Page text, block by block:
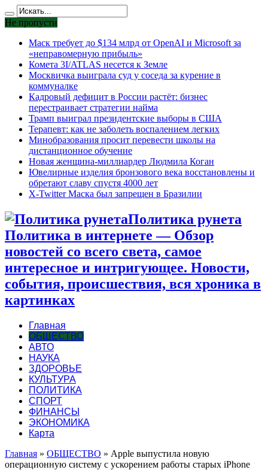
Не пропусти
Маск требует до $134 млрд от OpenAI и Microsoft за
«неправомерную прибыль»
Комета 3I/ATLAS несется к Земле
Москвичка выиграла суд у соседа за курение в
коммуналке
Кадровый дефицит в России растёт: бизнес
перестраивает стратегии найма
Трамп выиграл президентские выборы в США
Терапевт: как не заболеть воспалением легких
Минобразования просит перевести школы на
дистанционное обучение
Новая женщина-миллиардер Людмила Коган
Ювелирные изделия бронзового века восстановлены и
обретают славу спустя 4000 лет
X-Twitter Маска был запрещен в Бразилии
Политика рунета
Политика в интернете — Обзор
новостей со всего света, самое
интересное и интригующее. Новости,
события, происшествия, вся хроника в
картинках
Главная
ОБЩЕСТВО
АВТО
НАУКА
ЗДОРОВЬЕ
КУЛЬТУРА
ПОЛИТИКА
СПОРТ
ФИНАНСЫ
ЭКОНОМИКА
Карта
Главная » ОБЩЕСТВО » Apple выпустила новую
операционную систему с ускорением работы старых iPhone